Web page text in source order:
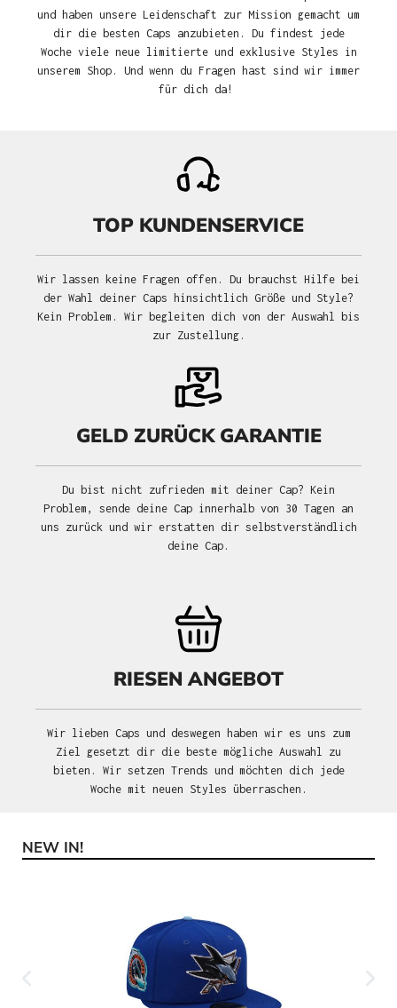
und haben unsere Leidenschaft zur Mission gemacht um
dir die besten Caps anzubieten. Du findest jede
Woche viele neue limitierte und exklusive Styles in
unserem Shop. Und wenn du Fragen hast sind wir immer
für dich da!
TOP KUNDENSERVICE
Wir lassen keine Fragen offen. Du brauchst Hilfe bei
der Wahl deiner Caps hinsichtlich Größe und Style?
Kein Problem. Wir begleiten dich von der Auswahl bis
zur Zustellung.
GELD ZURÜCK GARANTIE
Du bist nicht zufrieden mit deiner Cap? Kein
Problem, sende deine Cap innerhalb von 30 Tagen an
uns zurück und wir erstatten dir selbstverständlich
deine Cap.
RIESEN ANGEBOT
Wir lieben Caps und deswegen haben wir es uns zum
Ziel gesetzt dir die beste mögliche Auswahl zu
bieten. Wir setzen Trends und möchten dich jede
Woche mit neuen Styles überraschen.
Produktgalerie überspringen
NEW IN!